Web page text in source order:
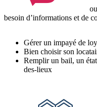
besoin d’informations et de
Gérer un impayé de
Bien choisir son
Remplir un bail, un
des-lieux